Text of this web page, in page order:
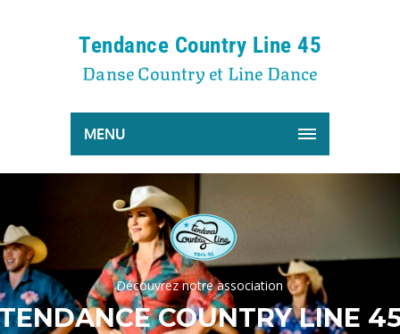
Tendance Country Line 45
Danse Country et Line Dance
MENU
Découvrez notre association
COUNTRY LINE